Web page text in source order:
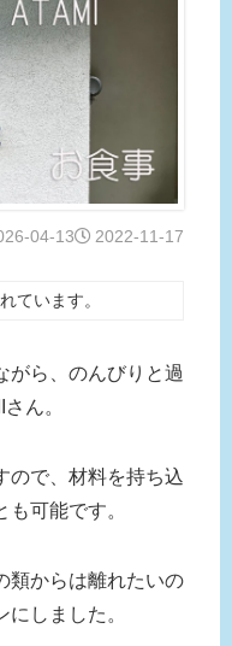
2022-11-17
04-13
ています。
がら、のんびりと過
ん。
ので、材料を持ち込
可能です。
類からは離れたいの
しました。